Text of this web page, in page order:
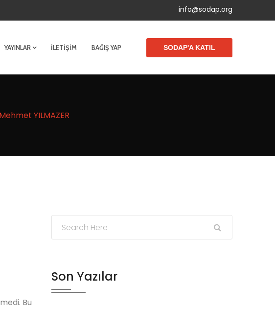
info@sodap.org
YAYINLAR İLETIŞIM BAĞIŞ YAP SODAP'A KATIL
YILMAZER
Bu
Son Yazılar